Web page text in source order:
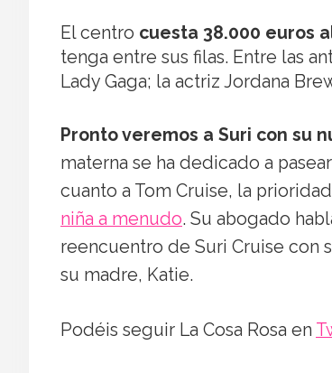
El centro cuesta 38.000 euros
tenga entre sus filas. Entre las
Lady Gaga; la actriz Jordana
Pronto veremos a Suri con su
materna se ha dedicado a
cuanto a Tom Cruise, la
niña a menudo. Su abogado
reencuentro de Suri Cruise con
su madre, Katie.
Podéis seguir La Cosa Rosa en